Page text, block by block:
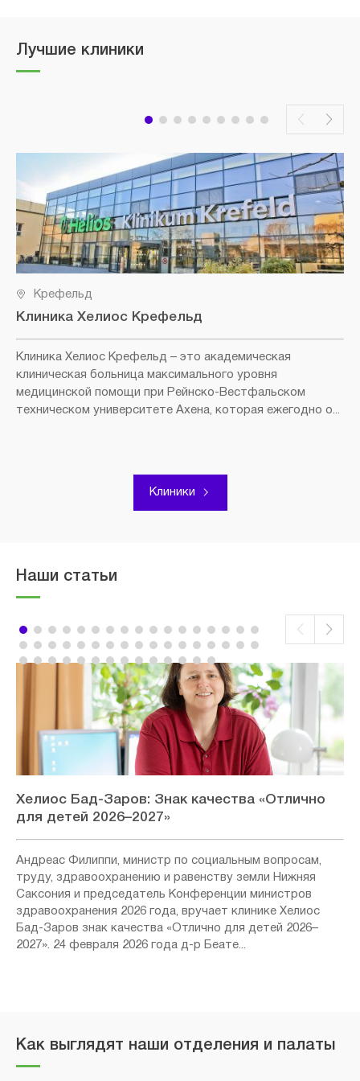
Лучшие клиники
Крефельд
Клиника Хелиос Крефельд
Клиника Хелиос Крефельд – это академическая
клиническая больница максимального уровня
медицинской помощи при Рейнско-Вестфальском
техническом университете Ахена, которая ежегодно о...
Клиники
Наши статьи
Хелиос Бад-Заров: Знак качества «Отлично
для детей 2026–2027»
Андреас Филиппи, министр по социальным вопросам,
труду, здравоохранению и равенству земли Нижняя
Саксония и председатель Конференции министров
здравоохранения 2026 года, вручает клинике Хелиос
Бад-Заров знак качества «Отлично для детей 2026–
2027». 24 февраля 2026 года д-р Беате...
Как выглядят наши отделения и палаты